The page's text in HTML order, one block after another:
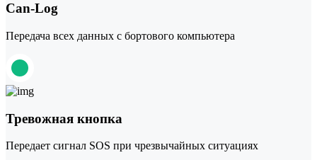
Can-Log
Передача всех данных с бортового компьютера
Тревожная кнопка
Передает сигнал SOS при чрезвычайных ситуациях